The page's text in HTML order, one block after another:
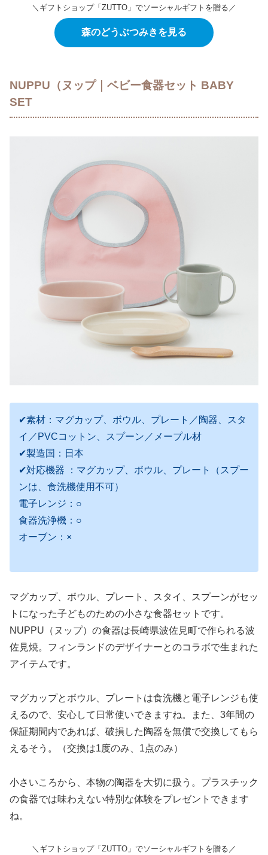
＼ギフトショップ「ZUTTO」でソーシャルギフトを贈る／
森のどうぶつみきを見る
NUPPU（ヌップ｜ベビー食器セット BABY
SET
✔素材：マグカップ、ボウル、プレート／陶器、スタ
イ／PVCコットン、スプーン／メープル材
✔製造国：日本
✔対応機器 ：マグカップ、ボウル、プレート（スプー
ンは、食洗機使用不可）
電子レンジ：○
食器洗浄機：○
オーブン：×
マグカップ、ボウル、プレート、スタイ、スプーンがセッ
トになった子どものための小さな食器セットです。
NUPPU（ヌップ）の食器は長崎県波佐見町で作られる波
佐見焼。フィンランドのデザイナーとのコラボで生まれた
アイテムです。
マグカップとボウル、プレートは食洗機と電子レンジも使
えるので、安心して日常使いできますね。また、3年間の
保証期間内であれば、破損した陶器を無償で交換してもら
えるそう。（交換は1度のみ、1点のみ）
小さいころから、本物の陶器を大切に扱う。プラスチック
の食器では味わえない特別な体験をプレゼントできます
ね。
＼ギフトショップ「ZUTTO」でソーシャルギフトを贈る／